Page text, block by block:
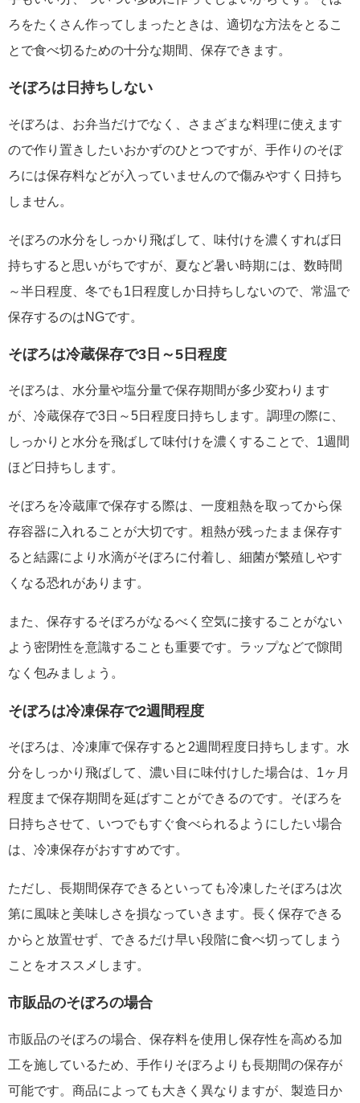
ろをたくさん作ってしまったときは、適切な方法をとるこ
とで食べ切るための十分な期間、保存できます。
そぼろは日持ちしない
そぼろは、お弁当だけでなく、さまざまな料理に使えます
ので作り置きしたいおかずのひとつですが、手作りのそぼ
ろには保存料などが入っていませんので傷みやすく日持ち
しません。
そぼろの水分をしっかり飛ばして、味付けを濃くすれば日
持ちすると思いがちですが、夏など暑い時期には、数時間
～半日程度、冬でも1日程度しか日持ちしないので、常温で
保存するのはNGです。
そぼろは冷蔵保存で3日～5日程度
そぼろは、水分量や塩分量で保存期間が多少変わります
が、冷蔵保存で3日～5日程度日持ちします。調理の際に、
しっかりと水分を飛ばして味付けを濃くすることで、1週間
ほど日持ちします。
そぼろを冷蔵庫で保存する際は、一度粗熱を取ってから保
存容器に入れることが大切です。粗熱が残ったまま保存す
ると結露により水滴がそぼろに付着し、細菌が繁殖しやす
くなる恐れがあります。
また、保存するそぼろがなるべく空気に接することがない
よう密閉性を意識することも重要です。ラップなどで隙間
なく包みましょう。
そぼろは冷凍保存で2週間程度
そぼろは、冷凍庫で保存すると2週間程度日持ちします。水
分をしっかり飛ばして、濃い目に味付けした場合は、1ヶ月
程度まで保存期間を延ばすことができるのです。そぼろを
日持ちさせて、いつでもすぐ食べられるようにしたい場合
は、冷凍保存がおすすめです。
ただし、長期間保存できるといっても冷凍したそぼろは次
第に風味と美味しさを損なっていきます。長く保存できる
からと放置せず、できるだけ早い段階に食べ切ってしまう
ことをオススメします。
市販品のそぼろの場合
市販品のそぼろの場合、保存料を使用し保存性を高める加
工を施しているため、手作りそぼろよりも長期間の保存が
可能です。商品によっても大きく異なりますが、製造日か